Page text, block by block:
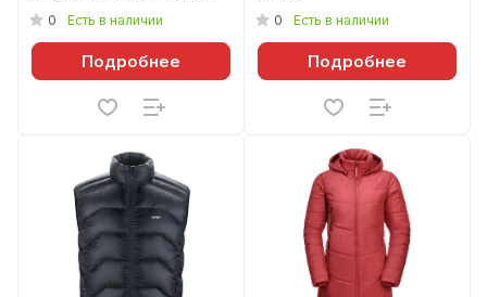
серый)
0 Есть в наличии
Подробнее
0 Есть в наличии
Подробнее